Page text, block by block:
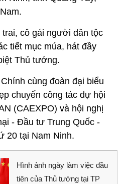
cô gái người dân tộc
tiết mục múa, hát đầy
Thủ tướng.
cùng đoàn đại biểu
chuyến công tác dự hội
(CAEXPO) và hội nghị
- Đầu tư Trung Quốc -
20 tại Nam Ninh.
Hình ảnh ngày làm việc đầu
tiên của Thủ tướng tại TP